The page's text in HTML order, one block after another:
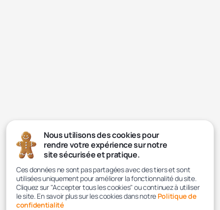
Nous utilisons des cookies pour
rendre votre expérience sur notre
site sécurisée et pratique.
Ces données ne sont pas partagées avec des tiers et sont
utilisées uniquement pour améliorer la fonctionnalité du site.
Cliquez sur "Accepter tous les cookies" ou continuez à utiliser
le site. En savoir plus sur les cookies dans notre Politique de
confidentialité